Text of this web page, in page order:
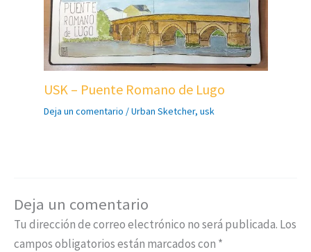
USK – Puente Romano de Lugo
Deja un comentario /Urban Sketcher, usk
Deja un comentario
Tu dirección de correo electrónico no será publicada. Los
campos obligatorios están marcados con *